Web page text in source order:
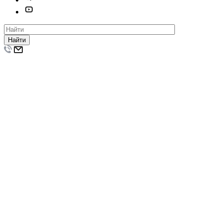
Найти